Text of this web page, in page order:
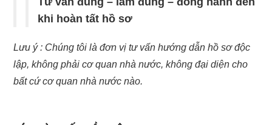
khi hoàn tất hồ sơ
Lưu ý : Chúng tôi là đơn vị tư vấn hướng dẫn hồ sơ độc
lập, không phải cơ quan nhà nước, không đại diện cho
bất cứ cơ quan nhà nước nào.